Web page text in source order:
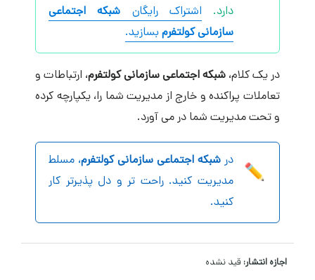
دارد. اشتراک رایگان شبکه اجتماعی
سازمانیکولتفرمبسازید.
در یک کلام، شبکه اجتماعی سازمانی کولتفرم، ارتباطات و
تعاملات پراکنده و خارج از مدیریت شما را، یکپارچه کرده
و تحت مدیریت شما در می آورد.
در شبکه اجتماعی سازمانی کولتفرم، مسلط
مدیریت کنید. راحت تر و دل پذیرتر کار
کنید.
اجازه انتشار: قید نشده